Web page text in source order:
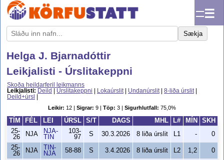
☰
Sækja
Helga J. Bjarnadóttir
Leikjalisti - Úrslitakeppni
Skoða heildarferil leikmanns
Leikjalisti: Deild Úrslitakeppni Lokaúrslit| Undanúrslit| 8-liða úrslit|
Deild+úrsl
Leikir: 12 | Sigrar: 9 | Töp: 3 | Sigurhlutfall: 75,0%
TÍM FÉL LEI ÚRSL S/T DAGS MHL L# MÍN SKH
25-
26
NJA
NJA-
TIN
103-
97
S 30.3.2026 8 liða úrslit L1 -
0
25-
26
NJA
TIN-
NJA
58-88 S 3.4.2026 8 liða úrslit L2 1,2
0